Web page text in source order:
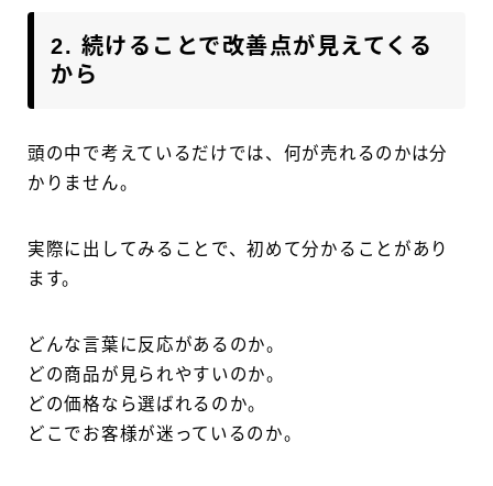
2. 続けることで改善点が見えてくる
から
頭の中で考えているだけでは、何が売れるのかは分
かりません。
実際に出してみることで、初めて分かることがあり
ます。
どんな言葉に反応があるのか。
どの商品が見られやすいのか。
どの価格なら選ばれるのか。
どこでお客様が迷っているのか。